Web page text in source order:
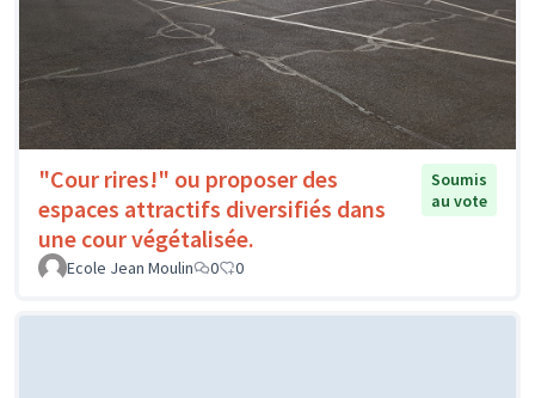
"Cour rires!" ou proposer des
espaces attractifs diversifiés dans
une cour végétalisée.
Soumis
au vote
Ecole Jean Moulin 0 0